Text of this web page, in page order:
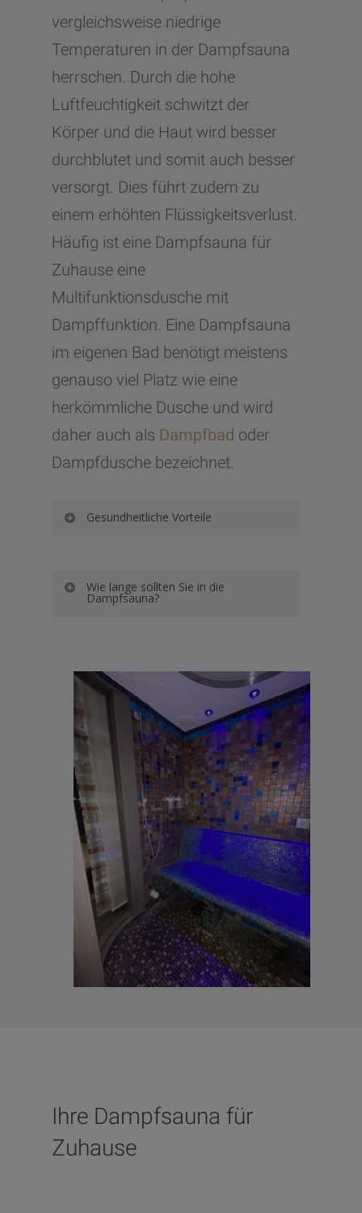
vergleichsweise niedrige
Temperaturen in der Dampfsauna
herrschen. Durch die hohe
Luftfeuchtigkeit schwitzt der
Körper und die Haut wird besser
durchblutet und somit auch besser
versorgt. Dies führt zudem zu
einem erhöhten Flüssigkeitsverlust.
Häufig ist eine Dampfsauna für
Zuhause eine
Multifunktionsdusche mit
Dampffunktion. Eine Dampfsauna
im eigenen Bad benötigt meistens
genauso viel Platz wie eine
herkömmliche Dusche und wird
daher auch als Dampfbad oder
Dampfdusche bezeichnet.
Gesundheitliche Vorteile
Gesundheitliche Vorteile einer
Dampfsauna
Gesundheit. Das Immunsystem
wird durch regelmäßige
Dampfsauna-Gänge gestärkt
und die Schleimhäute
profitieren von der hohen
Luftfeuchtigkeit und können
Erreger besser abwehren.
Insbesondere im Herbst und im
Winter kann eine Dampfsauna
daher vorteilhaft sein. Zu diesen
Jahreszeiten ist die Raumluft
meist besonders trocken, was
Krankheiten führen kann.
Des Weiteren werden die
Wie lange sollten Sie in die
Dampfsauna?
Eine Dampfsauna wird in der
Regel auf etwa 40 – 50 Grad
erhitzt. Dabei ist die
Luftfeuchtigkeit sehr hoch und
kann bis zu 100% betragen. Pro
Gang sind 15 bis 20 Minuten
ausreichend. Zudem wird
empfohlen, nicht mehr als drei
Gänge pro Tag zu machen. Für
Menschen, die gerade erst
anfangen, die Dampfsauna zu
Ihre Dampfsauna für
Zuhause